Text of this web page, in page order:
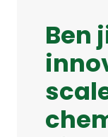
Ben